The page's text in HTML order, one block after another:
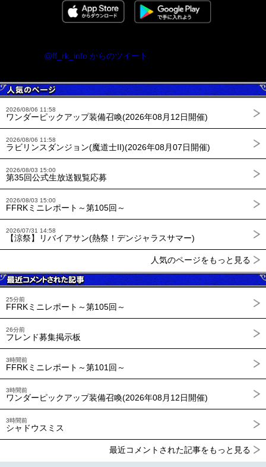
@ff_rk_info からのツイート
2026/08/06 11:58
ワンダーピックアップ装備召喚(2026年08月12日開催)
2026/08/06 11:58
ラビリンスダンジョン(魔道士II)(2026年08月07日開催)
2026/08/03 15:00
第35回公式生放送観覧応募
2026/08/03 15:00
FFRKミニレポート～第105回～
2026/07/31 14:58
【涼祭】リバイアサン(熱祭！デンジャラスサマー)
人気のページをもっと見る
25分前
FFRKミニレポート～第105回～
26分前
フレンド募集掲示板
3時間前
FFRKミニレポート～第101回～
3時間前
ワンダーピックアップ装備召喚(2026年08月12日開催)
3時間前
シャドウスミス
最近コメントされた記事をもっと見る